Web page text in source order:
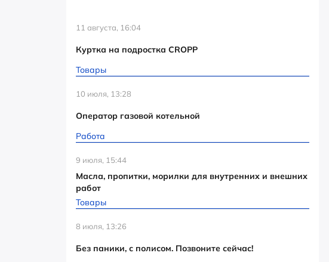
11 августа, 16:04
Куртка на подростка CROPP
Товары
10 июля, 13:28
Оператор газовой котельной
Работа
9 июля, 15:44
Масла, пропитки, морилки для внутренних и внешних
работ
Товары
8 июля, 13:26
Без паники, с полисом. Позвоните сейчас!